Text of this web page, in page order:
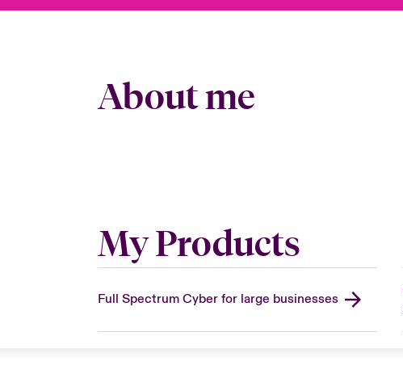
About me
My Products
Full Spectrum Cyber for large businesses